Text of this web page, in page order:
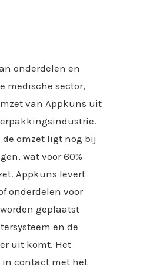
onderdelen en
medische sector,
van Appkuns uit
omzet ligt nog bij
wat voor 60%
Appkuns levert
onderdelen voor
geplaatst
en de
uit komt. Het
contact met het